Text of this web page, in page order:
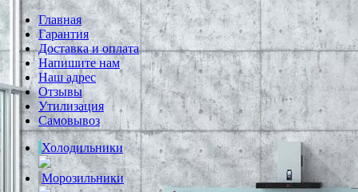
Главная
Гарантия
Доставка и оплата
Напишите нам
Наш адрес
Отзывы
Утилизация
Самовывоз
Холодильники
Морозильники